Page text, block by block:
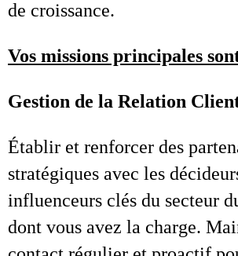
de croissance.
Vos missions principales
Gestion de la Relation
Établir et renforcer des
stratégiques avec les
influenceurs clés du secteur
dont vous avez la charge.